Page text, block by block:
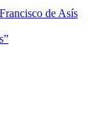
de Asís